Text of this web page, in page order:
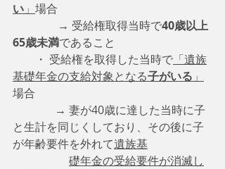
い 」 場合
→ 受給権取得当時で40歳以上
65歳未満であること
・ 受給権を取得した当時で 「遺族
基礎年金の支給対象となる子がいる 」
場合
→ 妻が40歳に達した当時に子
と生計を同じくしており、その後に子
が年齢要件を外れて遺族基
礎年金の受給要件が消滅し